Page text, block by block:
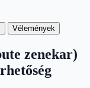
Vélemények
zenekar)